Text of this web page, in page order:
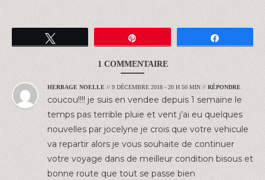
1 COMMENTAIRE
HERBAGE NOELLE // 9 DÉCEMBRE 2018 - 20 H 50 MIN // RÉPONDRE
coucou!!!! je suis en vendee depuis 1 semaine le
temps pas terrible pluie et vent j’ai eu quelques
nouvelles par jocelyne je crois que votre vehicule
va repartir alors je vous souhaite de continuer
votre voyage dans de meilleur condition bisous et
bonne route que tout se passe bien